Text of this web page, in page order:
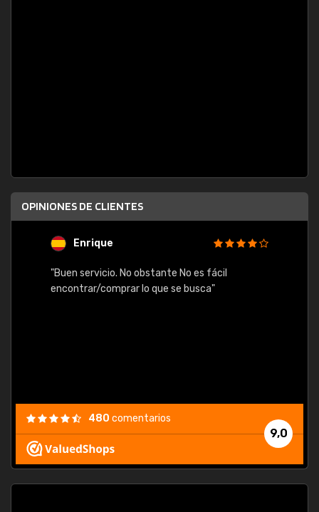
OPINIONES DE CLIENTES
Enrique
"Buen servicio. No obstante No es fácil
encontrar/comprar lo que se busca"
9,0
480 comentarios